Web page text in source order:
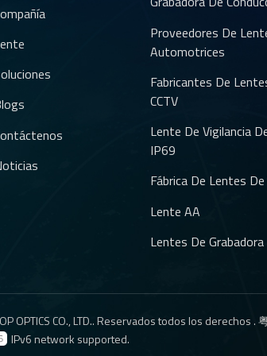
Proveedores De
Automotrices
Fabricantes De
CCTV
Lente De Vigilancia
IP69
Fábrica De Lentes
Lente AA
Lentes De
OPTICS CO., LTD.. Reservados todos los derechos .
IPv6 network supported.